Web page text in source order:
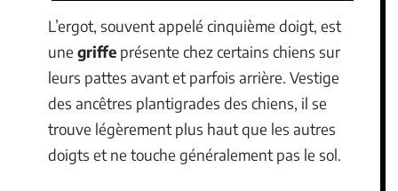
L’ergot, souvent appelé cinquième doigt, est
une griffe présente chez certains chiens sur
leurs pattes avant et parfois arrière. Vestige
des ancêtres plantigrades des chiens, il se
trouve légèrement plus haut que les autres
doigts et ne touche généralement pas le sol.